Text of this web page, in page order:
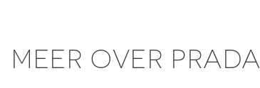
MEER OVER PRADA